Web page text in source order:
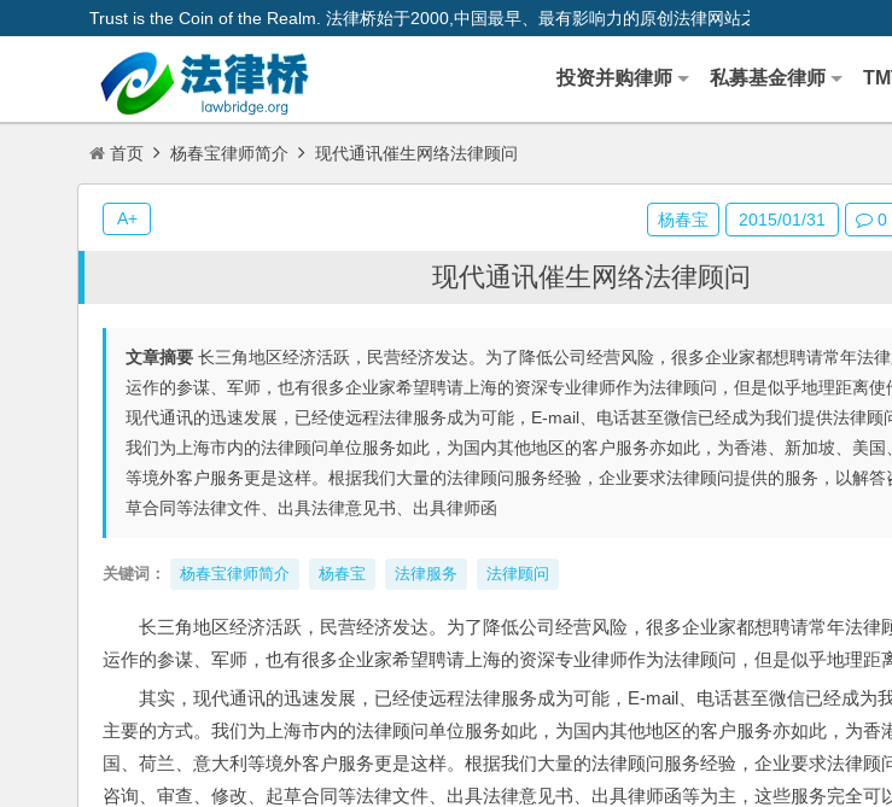
Trust is the Coin of the Realm. 法律桥始于2000,中国最早、最有影响力的原创法律网站之一
投资并购律师 私募基金律师
首页 杨春宝律师简介 现代通讯催生网络法律顾问
现代通讯催生网络法律顾问
文章摘要 长三角地区经济活跃，民营经济发达。为了降低公司经营风险，很多企业家都想聘请常年法律
运作的参谋、军师，也有很多企业家希望聘请上海的资深专业律师作为法律顾问，但是似乎地理距离使
现代通讯的迅速发展，已经使远程法律服务成为可能，E-mail、电话甚至微信已经成为我们提供法律顾
我们为上海市内的法律顾问单位服务如此，为国内其他地区的客户服务亦如此，为香港、新加坡、美国
等境外客户服务更是这样。根据我们大量的法律顾问服务经验，企业要求法律顾问提供的服务，以解答
草合同等法律文件、出具法律意见书、出具律师函
关键词： 杨春宝律师简介 杨春宝 法律服务 法律顾问
长三角地区经济活跃，民营经济发达。为了降低公司经营风险，很多企业家都想聘请常年法律
运作的参谋、军师，也有很多企业家希望聘请上海的资深专业律师作为法律顾问，但是似乎地理距
其实，现代通讯的迅速发展，已经使远程法律服务成为可能，E-mail、电话甚至微信已经成为
主要的方式。我们为上海市内的法律顾问单位服务如此，为国内其他地区的客户服务亦如此，为香
国、荷兰、意大利等境外客户服务更是这样。根据我们大量的法律顾问服务经验，企业要求法律顾
咨询、审查、修改、起草合同等法律文件、出具法律意见书、出具律师函等为主，这些服务完全可
杨春宝 2015/01/31 0
A+